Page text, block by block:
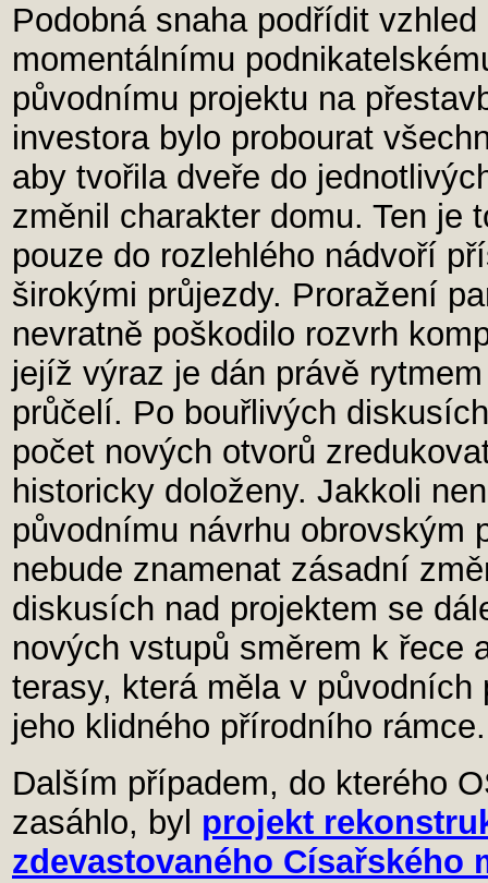
Podobná snaha podřídit
momentálnímu
původnímu projektu na
investora bylo probourat
aby tvořila dveře do
změnil charakter domu. Ten je
pouze do rozlehlého nádvoří
širokými průjezdy. Proražení
nevratně poškodilo rozvrh
jejíž výraz je dán právě
průčelí. Po bouřlivých
počet nových otvorů
historicky doloženy. Jakkoli
původnímu návrhu obrovským
nebude znamenat zásadní
diskusích nad projektem se
nových vstupů směrem k řece
terasy, která měla v
jeho klidného přírodního rámce.
Dalším případem, do kterého
zasáhlo, byl projekt
zdevastovaného Císařského